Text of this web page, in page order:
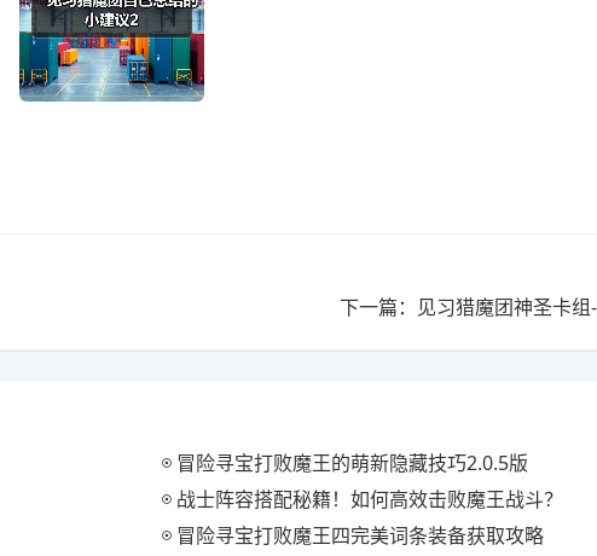
下一篇：见习猎魔团神圣卡组
冒险寻宝打败魔王的萌新隐藏技巧2.0.5版
战士阵容搭配秘籍！如何高效击败魔王战斗？
冒险寻宝打败魔王四完美词条装备获取攻略